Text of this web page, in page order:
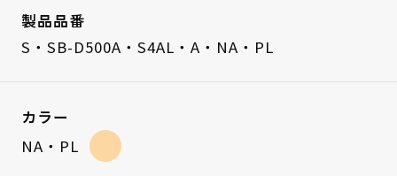
製品品番
S・SB-D500A・S4AL・A・NA・PL
カラー
NA・PL